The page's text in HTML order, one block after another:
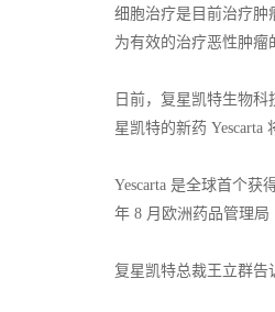
细胞治疗是目前治疗肿
为有效的治疗恶性肿瘤
日前，复星凯特生物
星凯特的新药 Yescarta
Yescarta 是全球首个
年 8 月欧洲药品管理局
复星凯特总裁王立群告